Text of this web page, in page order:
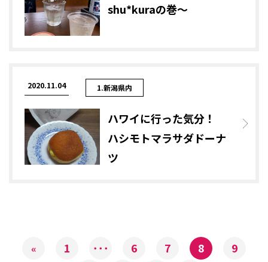
shu*kuraの巻～
2020.11.04 1.新潟県内
ハワイに行った気分！
ハシモトマラサダドーナ
ツ
« 1 ･･･ 6 7 8
9